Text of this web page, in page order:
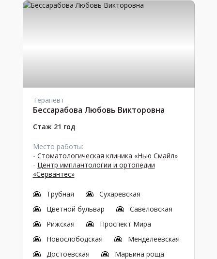
Терапевт
Бессарабова Любовь Викторовна
Стаж 21 год
Место работы:
- Стоматологическая клиника «Нью Смайл»
- Центр имплантологии и ортопедии
«Сервантес»
Трубная
Сухаревская
Цветной бульвар
Савёловская
Рижская
Проспект Мира
Новослободская
Менделеевская
Достоевская
Марьина роща